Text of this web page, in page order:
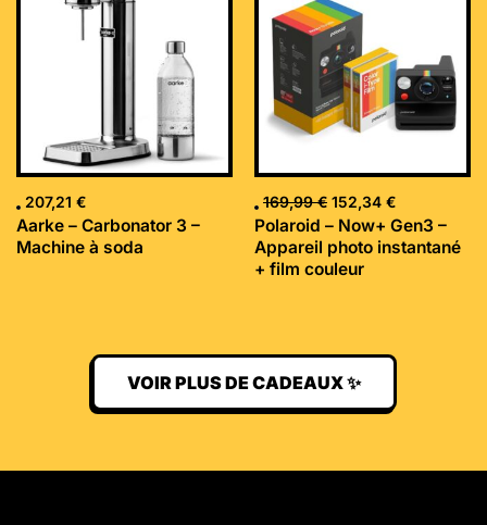
207,21 €
Aarke – Carbonator 3 –
Machine à soda
169,99€
initial
était :
169,99 €.
152,34 €
Polaroid – Now+ Gen3 –
Appareil photo instantané
+ film couleur
VOIR PLUS DE CADEAUX ✨